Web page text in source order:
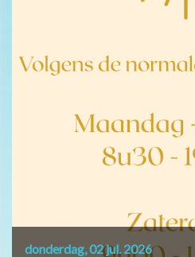
donderdag, 02 jul. 2026